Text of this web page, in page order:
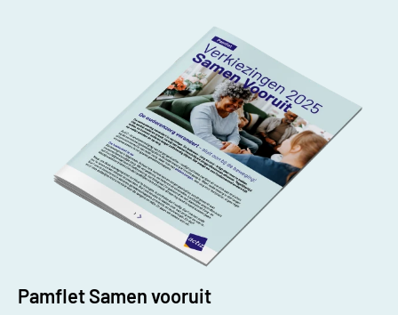
Pamflet Samen vooruit